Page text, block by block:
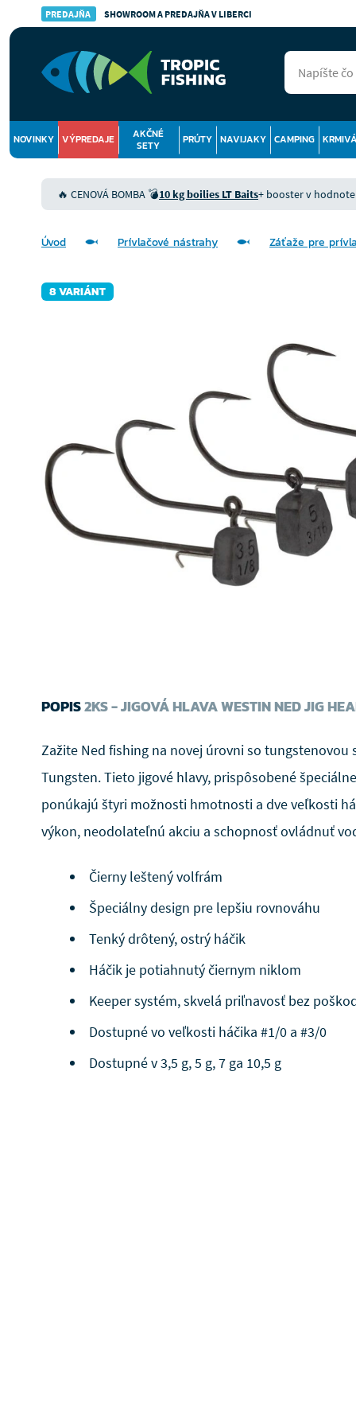
PREDAJŇA SHOWROOM A PREDAJŇA V LIBERCI
NOVINKY VÝPREDAJE
AKČNÉ
SETY
PRÚTY NAVIJAKY CAMPING
🔥 CENOVÁ BOMBA 💣10 kg boilies LT Baits+ booster v hodnote
Úvod Prívlačové nástrahy Záťaže pre
8 VARIÁNT
POPIS2KS - JIGOVÁ HLAVA WESTIN NED JIG
Zažite Ned fishing na novej úrovni so tungstenovou
Tungsten. Tieto jigové hlavy, prispôsobené
ponúkajú štyri možnosti hmotnosti a dve veľkosti
výkon, neodolateľnú akciu a schopnosť ovládnuť
Čierny leštený volfrám
Špeciálny design pre lepšiu rovnováhu
Tenký drôtený, ostrý háčik
Háčik je potiahnutý čiernym niklom
Keeper systém, skvelá priľnavosť bez
Dostupné vo veľkosti háčika #1/0 a #3/0
Dostupné v 3,5 g, 5 g, 7 ga 10,5 g